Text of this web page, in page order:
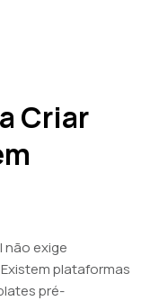
Criar
não exige
plataformas
pré-